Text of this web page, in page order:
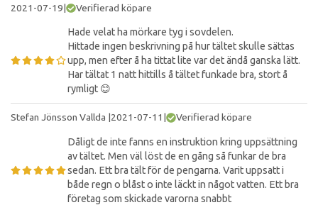
2021-07-19| Verifierad köpare
Hade velat ha mörkare tyg i sovdelen.
Hittade ingen beskrivning på hur tältet skulle sättas
upp, men efter å ha tittat lite var det ändå ganska lätt.
Har tältat 1 natt hittills å tältet funkade bra, stort å
rymligt 😊
Stefan Jönsson Vallda |2021-07-11 | Verifierad köpare
Dåligt de inte fanns en instruktion kring uppsättning
av tältet. Men väl löst de en gång så funkar de bra
sedan. Ett bra tält för de pengarna. Varit uppsatt i
både regn o blåst o inte läckt in något vatten. Ett bra
företag som skickade varorna snabbt